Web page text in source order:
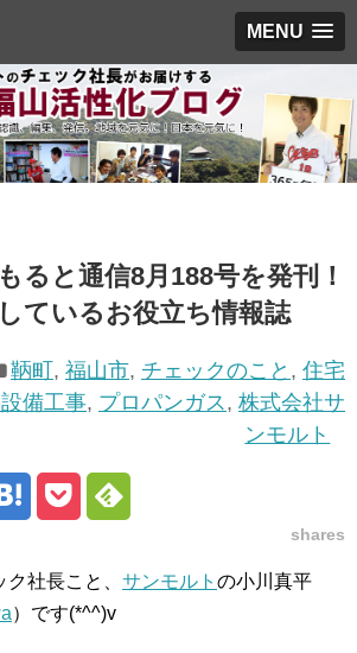
MENU
ると通信8月188号を発刊！
ているお役立ち情報誌
鞆町 , 福山市, チェックのこと , 住宅
備工事, プロパンガス, 株式会社サ
ンモルト
shares
社長こと、 サンモルト の小川真平
）です(*^^)v